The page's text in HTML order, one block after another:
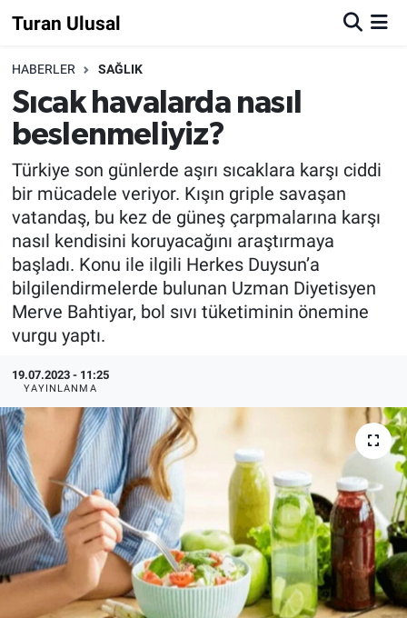
Turan Ulusal
HABERLER SAĞLIK
Sıcak havalarda nasıl
beslenmeliyiz?
Türkiye son günlerde aşırı sıcaklara karşı ciddi
bir mücadele veriyor. Kışın griple savaşan
vatandaş, bu kez de güneş çarpmalarına karşı
nasıl kendisini koruyacağını araştırmaya
başladı. Konu ile ilgili Herkes Duysun’a
bilgilendirmelerde bulunan Uzman Diyetisyen
Merve Bahtiyar, bol sıvı tüketiminin önemine
vurgu yaptı.
19.07.2023 - 11:25
YAYINLANMA